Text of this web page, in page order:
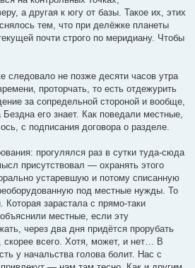
а другая к югу от базы. Такое их, этих
тем, что при делёжке планеты
почти строго по меридиану. Чтобы
следовало не позже десяти часов утра
проторчать, то есть отдежурить
за сопредельной стороной и вообще,
его знает. Как поведали местные,
с подписания договора о разделе.
прогулялся раз в сутки туда-сюда
присутствовал — охранять этого
устаревшую и потому списанную
под местные нужды. То
Которая зарастала с прямо-таки
местные, если эту
через два дня придётся прорубать
скорее всего. Хотя, может, и нет… В
у начальства голова болит. Нас с